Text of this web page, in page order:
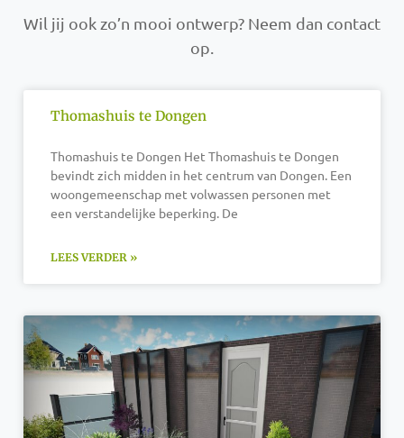
Wil jij ook zo’n mooi ontwerp? Neem dan contact
op.
Thomashuis te Dongen
Thomashuis te Dongen Het Thomashuis te Dongen
bevindt zich midden in het centrum van Dongen. Een
woongemeenschap met volwassen personen met
een verstandelijke beperking. De
LEES VERDER »